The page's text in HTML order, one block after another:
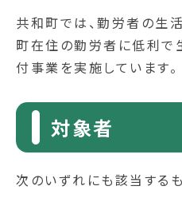
共和町では、勤労者の生
町在住の勤労者に低利で
付事業を実施しています。
対象者
次のいずれにも該当する